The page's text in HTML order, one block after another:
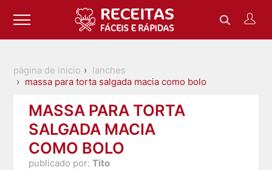
página de inicio
lanches
massa para torta salgada macia como bolo
MASSA PARA TORTA
SALGADA MACIA
COMO BOLO
publicado por:Tito